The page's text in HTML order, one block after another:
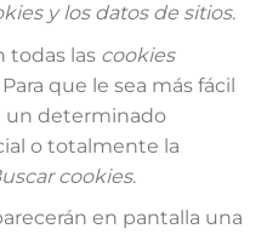
y los datos de sitios.
todas las cookies
que le sea más fácil
determinado
o totalmente la
cookies.
en pantalla una